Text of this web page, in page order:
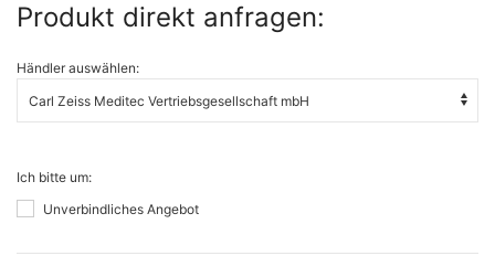
Produkt direkt anfragen:
Händler auswählen:
Ich bitte um:
Unverbindliches Angebot